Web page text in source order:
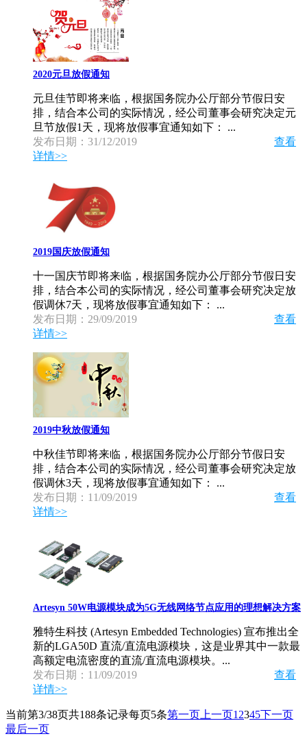
2020元旦放假通知
元旦佳节即将来临，根据国务院办公厅部分节假日安
排，结合本公司的实际情况，经公司董事会研究决定元
旦节放假1天，现将放假事宜通知如下： ...
发布日期：31/12/2019
查看
详情>>
2019国庆放假通知
十一国庆节即将来临，根据国务院办公厅部分节假日安
排，结合本公司的实际情况，经公司董事会研究决定放
假调休7天，现将放假事宜通知如下： ...
发布日期：29/09/2019
查看
详情>>
2019中秋放假通知
中秋佳节即将来临，根据国务院办公厅部分节假日安
排，结合本公司的实际情况，经公司董事会研究决定放
假调休3天，现将放假事宜通知如下： ...
发布日期：11/09/2019
查看
详情>>
Artesyn 50W电源模块成为5G无线网络节点应用的理想解决方案
雅特生科技 (Artesyn Embedded Technologies) 宣布推出全
新的LGA50D 直流/直流电源模块，这是业界其中一款最
高额定电流密度的直流/直流电源模块。...
发布日期：11/09/2019
查看
详情>>
当前第3/38页共188条记录每页5条第一页 上一页1 2345下一页
最后一页